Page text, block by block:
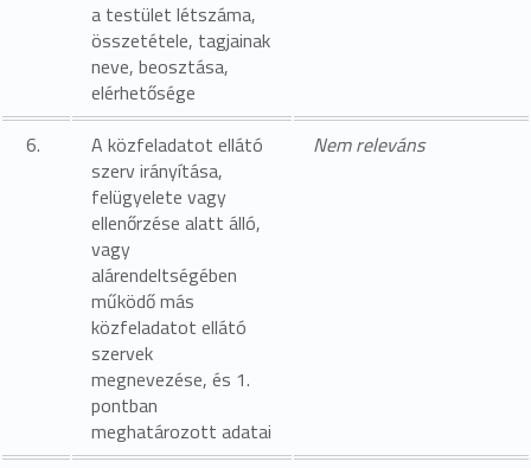
a testület létszáma,
összetétele, tagjainak
neve, beosztása,
elérhetősége
6.
A közfeladatot ellátó
szerv irányítása,
felügyelete vagy
ellenőrzése alatt álló,
vagy
alárendeltségében
működő más
közfeladatot ellátó
szervek
megnevezése, és 1.
pontban
meghatározott adatai
Nem releváns